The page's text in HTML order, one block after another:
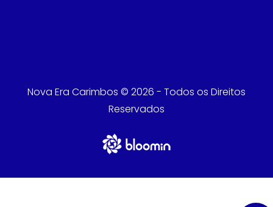
Nova Era Carimbos © 2026 - Todos os Direitos
Reservados